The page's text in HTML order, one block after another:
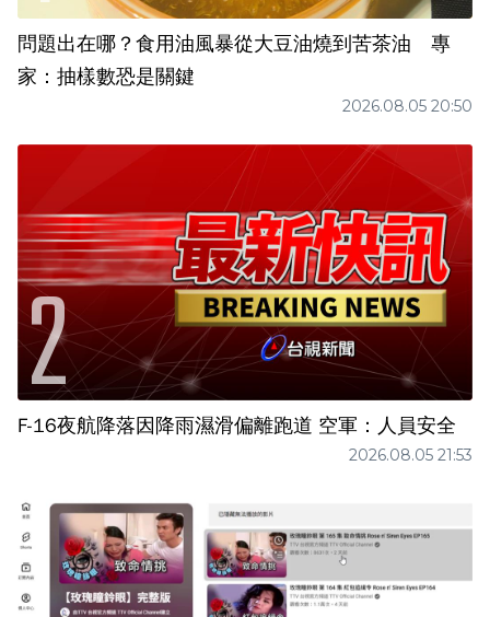
問題出在哪？食用油風暴從大豆油燒到苦茶油 專
家：抽樣數恐是關鍵
2026.08.05 20:50
F-16夜航降落因降雨濕滑偏離跑道 空軍：人員安全
2026.08.05 21:53